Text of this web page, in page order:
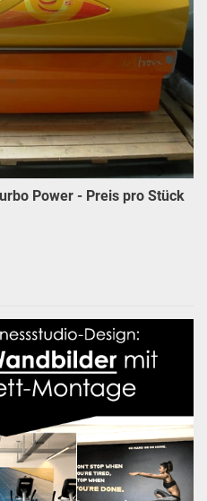
Power - Preis pro Stück